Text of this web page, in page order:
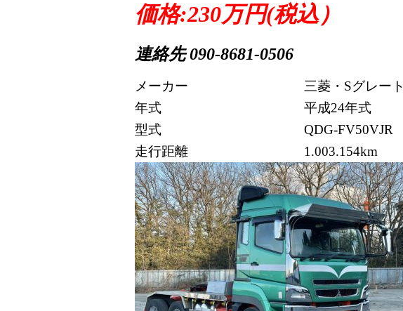
価格:230万円(税込）
連絡先 090-8681-0506
メーカー
三菱・Sグレート
年式
平成24年式
型式
QDG-FV50VJR
走行距離
1.003.154km